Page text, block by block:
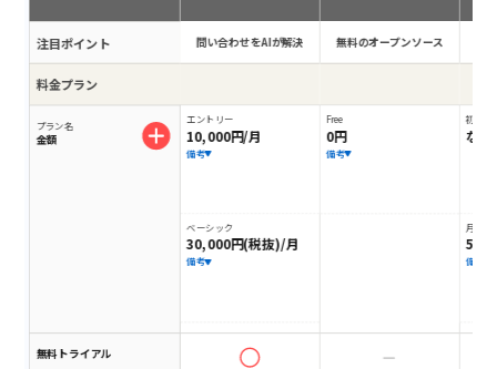
注目ポイント
料金プラン
プラン名
金額
無料トライアル
問い合わせをAIが解決
エントリー
10,000円/月
備考
ベーシック
30,000円(税抜)/月
備考
無料のオープンソース
Free
0円
備考
初期費
なし
月額料
備考